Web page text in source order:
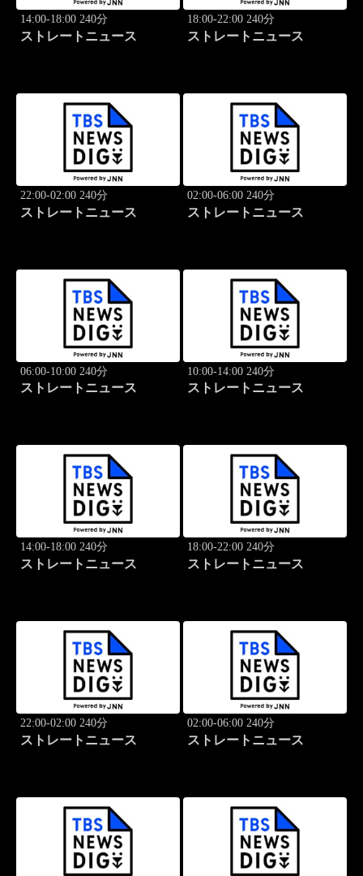
14:00-18:00 240分
ストレートニュース
18:00-22:00 240分
ストレートニュース
22:00-02:00 240分
ストレートニュース
02:00-06:00 240分
ストレートニュース
06:00-10:00 240分
ストレートニュース
10:00-14:00 240分
ストレートニュース
14:00-18:00 240分
ストレートニュース
18:00-22:00 240分
ストレートニュース
22:00-02:00 240分
ストレートニュース
02:00-06:00 240分
ストレートニュース